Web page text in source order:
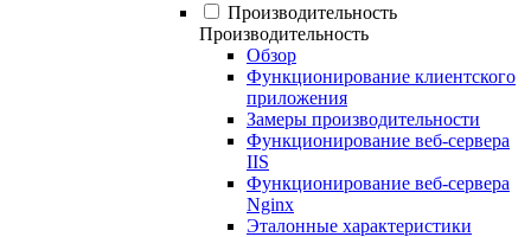
Производительность
Производительность
Обзор
Функционирование клиентского
приложения
Замеры производительности
Функционирование веб-сервера
IIS
Функционирование веб-сервера
Nginx
Эталонные характеристики